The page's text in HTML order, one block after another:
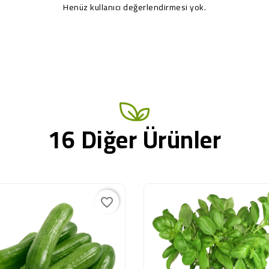
Henüz kullanıcı değerlendirmesi yok.
16 Diğer Ürünler
favorite_border